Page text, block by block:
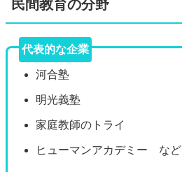
民間教育の分野
代表的な企業
河合塾
明光義塾
家庭教師のトライ
ヒューマンアカデミー など